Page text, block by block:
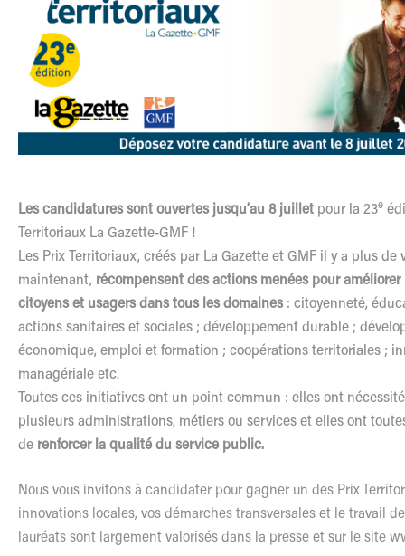
Les candidatures sont ouvertes jusqu’au 8 juillet pour la 23e
Territoriaux La Gazette-GMF !
Les Prix Territoriaux, créés par La Gazette et GMF il y a plus de
maintenant, récompensent des actions menées pour améliorer
citoyens et usagers dans tous les domaines : citoyenneté,
actions sanitaires et sociales ; développement durable ;
économique, emploi et formation ; coopérations territoriales ;
managériale etc.
Toutes ces initiatives ont un point commun : elles ont
plusieurs administrations, métiers ou services et elles ont
de renforcer la qualité du service public.
Nous vous invitons à candidater pour gagner un des Prix
innovations locales, vos démarches transversales et le travail
lauréats sont largement valorisés dans la presse et sur le site